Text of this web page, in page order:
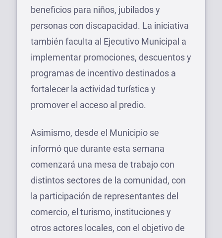
beneficios para niños, jubilados y
personas con discapacidad. La iniciativa
también faculta al Ejecutivo Municipal a
implementar promociones, descuentos y
programas de incentivo destinados a
fortalecer la actividad turística y
promover el acceso al predio.
Asimismo, desde el Municipio se
informó que durante esta semana
comenzará una mesa de trabajo con
distintos sectores de la comunidad, con
la participación de representantes del
comercio, el turismo, instituciones y
otros actores locales, con el objetivo de